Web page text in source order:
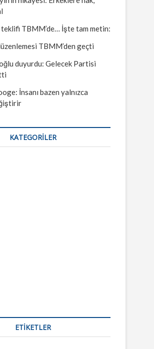
TBMM’de… İşte tam metin:
TBMM’den geçti
duyurdu: Gelecek Partisi
İnsanı bazen yalnızca
KATEGORILER
ETİKETLER